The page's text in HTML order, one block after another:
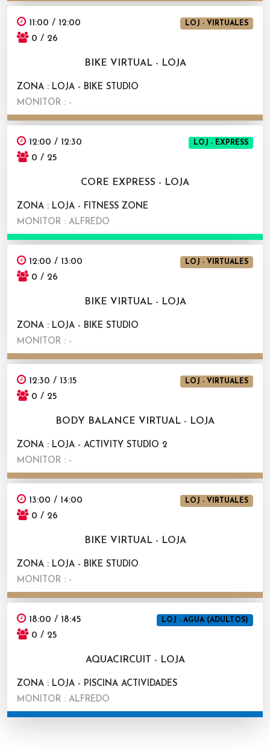
11:00 / 12:00 LOJ - VIRTUALES
0 / 26
BIKE VIRTUAL - LOJA
ZONA : LOJA - BIKE STUDIO
MONITOR : -
12:00 / 12:30 LOJ - EXPRESS
0 / 25
CORE EXPRESS - LOJA
ZONA : LOJA - FITNESS ZONE
MONITOR : ALFREDO
12:00 / 13:00 LOJ - VIRTUALES
0 / 26
BIKE VIRTUAL - LOJA
ZONA : LOJA - BIKE STUDIO
MONITOR : -
12:30 / 13:15 LOJ - VIRTUALES
0 / 25
BODY BALANCE VIRTUAL - LOJA
ZONA : LOJA - ACTIVITY STUDIO 2
MONITOR : -
13:00 / 14:00 LOJ - VIRTUALES
0 / 26
BIKE VIRTUAL - LOJA
ZONA : LOJA - BIKE STUDIO
MONITOR : -
18:00 / 18:45 LOJ - AGUA (ADULTOS)
0 / 25
AQUACIRCUIT - LOJA
ZONA : LOJA - PISCINA ACTIVIDADES
MONITOR : ALFREDO